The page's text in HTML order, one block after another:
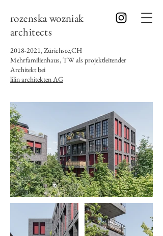
rozenska wozniak
architects
2018-2021, Zürichsee,CH
Mehrfamilienhaus, TW als projektleitender
Architekt bei
lilin architekten AG